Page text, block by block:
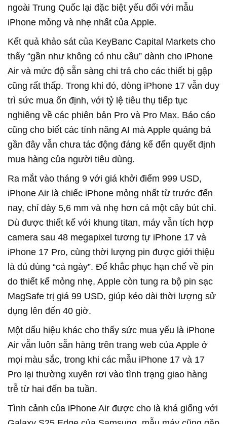
ngoài Trung Quốc lại đặc biệt yếu đối với mẫu
iPhone mỏng và nhẹ nhất của Apple.
Kết quả khảo sát của KeyBanc Capital Markets cho
thấy “gần như không có nhu cầu” dành cho iPhone
Air và mức độ sẵn sàng chi trả cho các thiết bị gập
cũng rất thấp. Trong khi đó, dòng iPhone 17 vẫn duy
trì sức mua ổn định, với tỷ lệ tiêu thụ tiếp tục
nghiêng về các phiên bản Pro và Pro Max. Báo cáo
cũng cho biết các tính năng AI mà Apple quảng bá
gần đây vẫn chưa tác động đáng kể đến quyết định
mua hàng của người tiêu dùng.
Ra mắt vào tháng 9 với giá khởi điểm 999 USD,
iPhone Air là chiếc iPhone mỏng nhất từ trước đến
nay, chỉ dày 5,6 mm và nhẹ hơn cả một cây bút chì.
Dù được thiết kế với khung titan, máy vẫn tích hợp
camera sau 48 megapixel tương tự iPhone 17 và
iPhone 17 Pro, cùng thời lượng pin được giới thiệu
là đủ dùng “cả ngày”. Để khắc phục hạn chế về pin
do thiết kế mỏng nhẹ, Apple còn tung ra bộ pin sạc
MagSafe trị giá 99 USD, giúp kéo dài thời lượng sử
dụng lên đến 40 giờ.
Một dấu hiệu khác cho thấy sức mua yếu là iPhone
Air vẫn luôn sẵn hàng trên trang web của Apple ở
mọi màu sắc, trong khi các mẫu iPhone 17 và 17
Pro lại thường xuyên rơi vào tình trạng giao hàng
trễ từ hai đến ba tuần.
Tình cảnh của iPhone Air được cho là khá giống với